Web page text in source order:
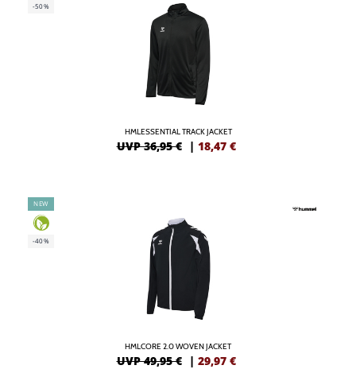
-50%
HMLESSENTIAL TRACK JACKET
UVP 36,95 € | 18,47 €
NEW
-40%
HMLCORE 2.0 WOVEN JACKET
UVP 49,95 € | 29,97 €